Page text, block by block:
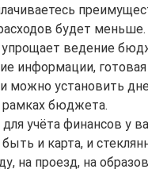
будет меньше.
ведение
информации,
можно установить
бюджета.
учёта финансов у
и карта, и
на проезд, на